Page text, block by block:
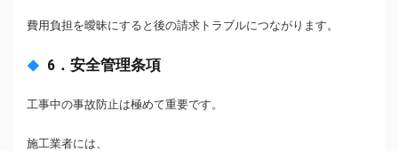
費用負担を曖昧にすると後の請求トラブルにつながります。
6．安全管理条項
工事中の事故防止は極めて重要です。
施工業者には、